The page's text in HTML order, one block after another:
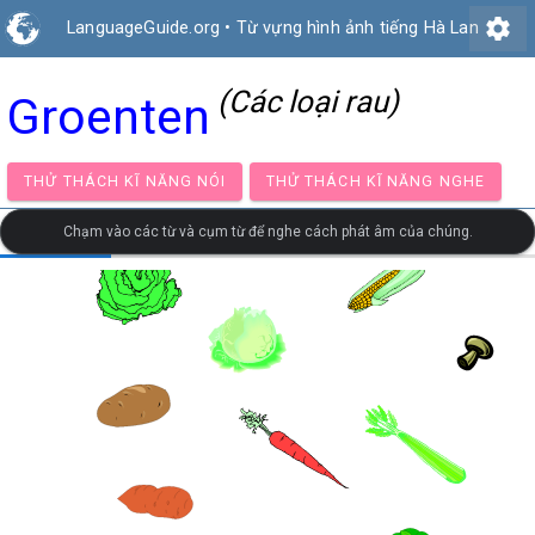
LanguageGuide.org • Từ vựng hình ảnh tiếng Hà Lan settings
Groenten (Các loại rau)
THỬ THÁCH KĨ NĂNG NÓI THỬ THÁCH KĨ NĂNG
Chạm vào các từ và cụm từ để nghe cách phát âm của chúng.